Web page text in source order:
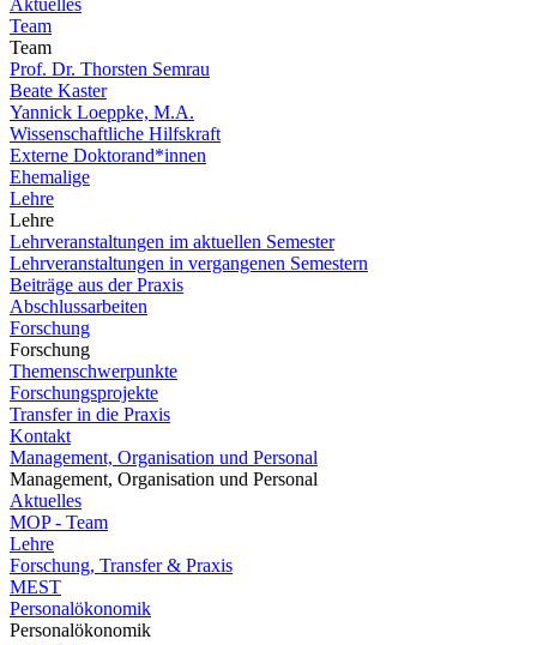
Aktuelles
Team
Team
Prof. Dr. Thorsten Semrau
Beate Kaster
Yannick Loeppke, M.A.
Wissenschaftliche Hilfskraft
Externe Doktorand*innen
Ehemalige
Lehre
Lehre
Lehrveranstaltungen im aktuellen Semester
Lehrveranstaltungen in vergangenen Semestern
Beiträge aus der Praxis
Abschlussarbeiten
Forschung
Forschung
Themenschwerpunkte
Forschungsprojekte
Transfer in die Praxis
Kontakt
Management, Organisation und Personal
Management, Organisation und Personal
Aktuelles
MOP - Team
Lehre
Forschung, Transfer & Praxis
MEST
Personalökonomik
Personalökonomik